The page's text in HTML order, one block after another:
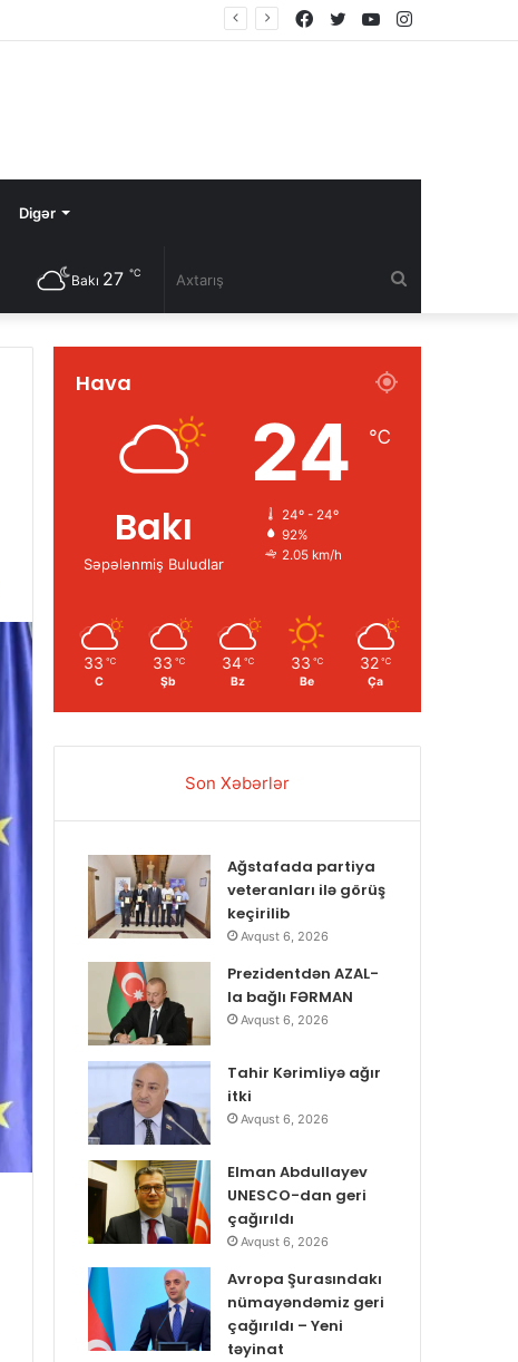
YouTube
Twitter
Facebook
Digər
Bakı 27 ℃
Hava
Bakı
Səpələnmiş Buludlar
24 ℃
24º - 24º
92%
2.05 km/h
33 ℃
C
33 ℃
Şb
34 ℃
Bz
33 ℃
Be
32 ℃
Ça
Son Xəbərlər
Ağstafada partiya
veteranları ilə görüş
keçirilib
Avqust 6, 2026
Prezidentdən AZAL-
la bağlı FƏRMAN
Avqust 6, 2026
Tahir Kərimliyə ağır
itki
Avqust 6, 2026
Elman Abdullayev
UNESCO-dan geri
çağırıldı
Avqust 6, 2026
Avropa Şurasındakı
nümayəndəmiz geri
çağırıldı – Yeni
təyinat